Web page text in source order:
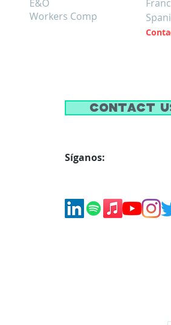
E&O
Workers Comp
Contact
Síganos: